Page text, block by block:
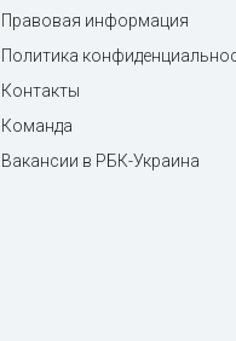
Правовая информация
Политика
Контакты
Команда
Вакансии в РБК-Украина